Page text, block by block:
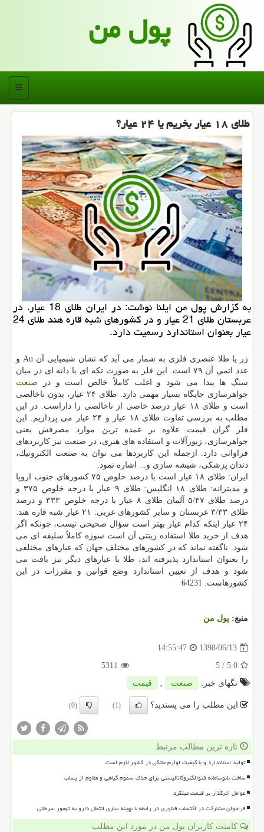
پول من
منو
طلای ۱۸ عیار بخریم یا ۲۴ عیار؟
به گزارش پول من ایلنا نوشت: ​در ایران طلای 18 عیار، در
عربستان طلای 21 عیار و در كشورهای شبه قاره هند طلای 24
عیار بعنوان استاندارد رسمیت دارد.
زر یا طلا عنصری فلزی به شمار می آید كه نشان شیمیایی آن Au و
عدد اتمی آن ۷۹ است. این فلز به صورت تكه ای یا دانه ای در میان
سنگ ها پیدا می شود و اغلب كاملاً خالص است و در صنعت
جواهرسازی جایگاه بسیار مهمی دارد. طلای ۲۴ عیار، بدون ناخالصی
است و طلای ۱۸ عیار درصد خاصی از ناخالصی را داراست. در این
مطلب به بررسی تفاوت طلای ۱۸ عیار و ۲۴ عیار می پردازیم. این
فلز گران قیمت علاوه بر عمده ترین موارد مصرفش یعنی
جواهرسازی، زیورآلات و استفاده های هنری، در صنعت نیز كاربردهای
فراوانی دارد. ازجمله این كاربردها می توان به صنعت الكترونیك،
دندان پزشكی، شیشه سازی و... اشاره نمود.
ایران: طلای ۱۸ عیار است با درصد خلوص ۷۵ كشورهای جنوب اروپا
و مدیترانه: طلای ۱۸ انگلیس: طلای ۹ عیار با درجه خلوص ۳۷۵ و
درصد طلای ۵/۳۷ آلمان طلای ۸ عیار با درجه خلوص ۳۳۳ و درصد
طلای ۳/۳۳ عربستان و سایر كشورهای عربی: ۲۱ عیار شبه قاره هند:
۲۴ عیار اینكه كدام عیار بهتر است سؤال صحیحی نیست، چونكه اگر
هدف از خرید طلا استفاده زینتی آن است سوژه كاملاً سلیقه ای می
شود. ناگفته نماند كه در كشورهای مختلف جهان كه عیارهای مختلفی
را بعنوان استاندارد پذیرفته اند، طلا با عیارهای دیگر نیز یافت می
شود و هدف از تعیین استاندارد وضع قوانین و مقررات در این
كشورهاست. 64231
منبع: پول من
1398/06/13
14:55:47
5.0
/ 5
5311
تگهای خبر:
صنعت , قیمت
این مطلب را می پسندید؟ (1)
(0)
تازه ترین مطالب مرتبط
تولید استاندارد و با کیفیت لوازم خانگی در کشور لازم است
ساخت نانوسامانه فتوالکتروکاتالیستی برای حذف سموم گیاهی و مقاوم از پساب
عوامل اثرگذار بر قیمت میلگرد
فراخوان مشارکت در اکتساب فناوری در رابطه با بهینه سازی انتقال دارو به تومور سرطانی
کامنت کاربران پول من در مورد این مطلب